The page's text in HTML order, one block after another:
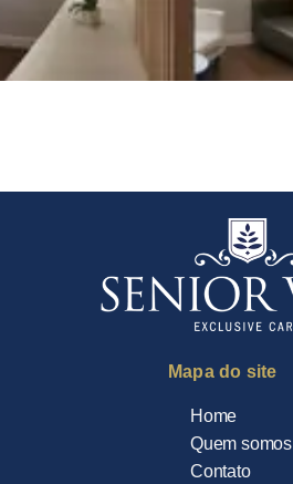
Mapa do site
Home
Quem somos
Contato